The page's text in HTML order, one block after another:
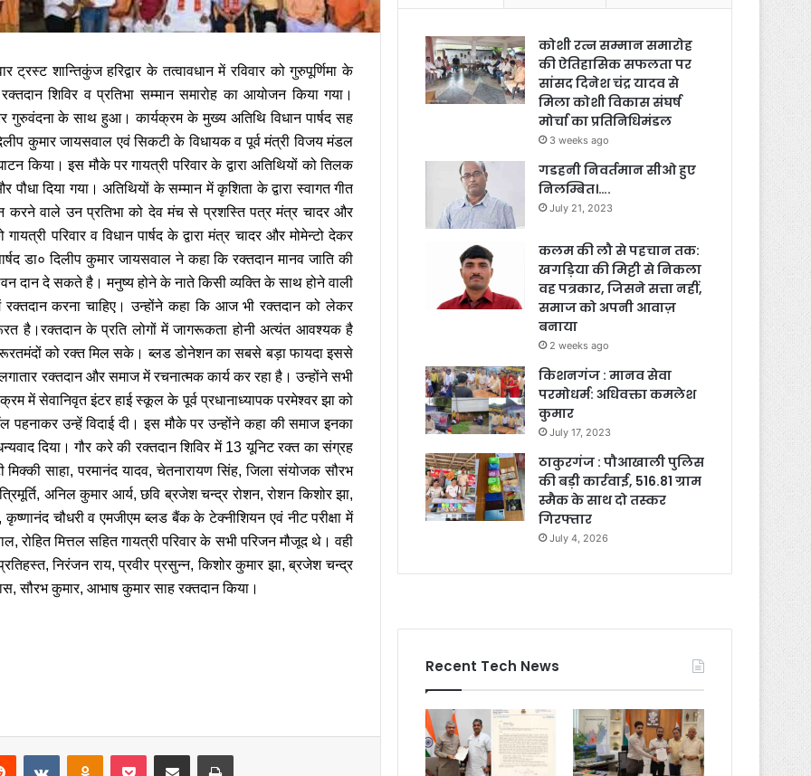
ट्रस्ट शान्तिकुंज हरिद्वार के तत्वावधान में रविवार को गुरुपूर्णिमा के
शिविर व प्रतिभा सम्मान समारोह का आयोजन किया गया।
गुरुवंदना के साथ हुआ। कार्यक्रम के मुख्य अतिथि विधान पार्षद सह
कुमार जायसवाल एवं सिकटी के विधायक व पूर्व मंत्री विजय मंडल
किया। इस मौके पर गायत्री परिवार के द्वारा अतिथियों को तिलक
पौधा दिया गया। अतिथियों के सम्मान में कृशिता के द्वारा स्वागत गीत
करने वाले उन प्रतिभा को देव मंच से प्रशस्ति पत्र मंत्र चादर और
परिवार व विधान पार्षद के द्वारा मंत्र चादर और मोमेन्टो देकर
डा० दिलीप कुमार जायसवाल ने कहा कि रक्तदान मानव जाति की
दान दे सकते है। मनुष्य होने के नाते किसी व्यक्ति के साथ होने वाली
रक्तदान करना चाहिए। उन्होंने कहा कि आज भी रक्तदान को लेकर
है।रक्तदान के प्रति लोगों में जागरूकता होनी अत्यंत आवश्यक है
को रक्त मिल सके। ब्लड डोनेशन का सबसे बड़ा फायदा इससे
लगातार रक्तदान और समाज में रचनात्मक कार्य कर रहा है। उन्होंने सभी
में सेवानिवृत इंटर हाई स्कूल के पूर्व प्रधानाध्यापक परमेश्वर झा को
पहनाकर उन्हें विदाई दी। इस मौके पर उन्होंने कहा की समाज इनका
दिया। गौर करे की रक्तदान शिविर में 13 यूनिट रक्त का संग्रह
साहा, परमानंद यादव, चेतनारायण सिंह, जिला संयोजक सौरभ
अनिल कुमार आर्य, छवि ब्रजेश चन्द्र रोशन, रोशन किशोर झा,
चौधरी व एमजीएम ब्लड बैंक के टेक्नीशियन एवं नीट परीक्षा में
रोहित मित्तल सहित गायत्री परिवार के सभी परिजन मौजूद थे। वही
निरंजन राय, प्रवीर प्रसुन्न, किशोर कुमार झा, ब्रजेश चन्द्र
सौरभ कुमार, आभाष कुमार साह रक्तदान किया।
Reddit VKontakteOdnoklassniki
Pocket Share via Email Print
कोशी रत्न सम्मान समारोह
की ऐतिहासिक सफलता पर
सांसद दिनेश चंद्र यादव से
मिला कोशी विकास संघर्ष
मोर्चा का प्रतिनिधिमंडल
3 weeks ago
गडहनी निवर्तमान सीओ हुए
निलम्बित।….
July 21, 2023
कलम की लौ से पहचान तक:
खगड़िया की मिट्टी से निकला
वह पत्रकार, जिसने सत्ता नहीं,
समाज को अपनी आवाज़
बनाया
2 weeks ago
किशनगंज : मानव सेवा
परमोधर्म: अधिवक्ता कमलेश
कुमार
July 17, 2023
ठाकुरगंज : पौआखाली पुलिस
की बड़ी कार्रवाई, 516.81 ग्राम
स्मैक के साथ दो तस्कर
गिरफ्तार
July 4, 2026
Recent Tech News